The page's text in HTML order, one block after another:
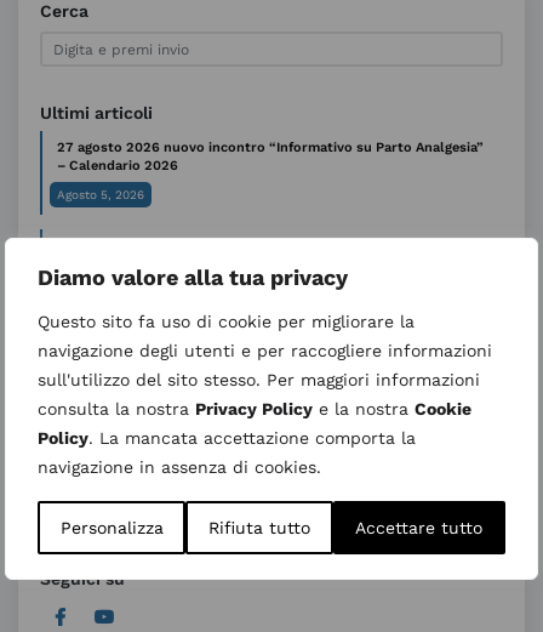
Diamo valore alla tua privacy
Questo sito fa uso di cookie per migliorare la
navigazione degli utenti e per raccogliere informazioni
sull'utilizzo del sito stesso. Per maggiori informazioni
consulta la nostra Privacy Policy e la nostra Cookie
Policy. La mancata accettazione comporta la
navigazione in assenza di cookies.
Personalizza Rifiuta tutto Accettare tutto
Cerca
Ultimi articoli
27 agosto 2026 nuovo incontro “Informativo su Parto Analgesia”
– Calendario 2026
Agosto 5, 2026
AVVISO ALL’UTENZA – CUP periodo estivo Luglio 29, 2026
Trasferimento temporaneo degenza di Gastroenterologia
Giugno 18, 2026
Seguici su